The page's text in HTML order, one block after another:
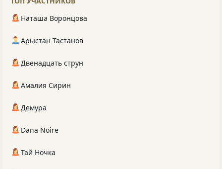
Наташа Воронцова
Арыстан Тастанов
Двенадцать струн
Амалия Сирин
Демура
Dana Noire
Тай Ночка